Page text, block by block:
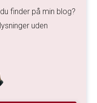
finder på min blog?
uden